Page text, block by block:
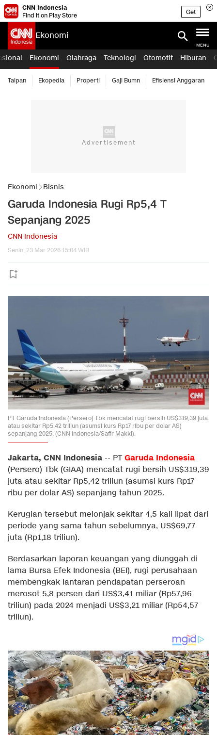
CNN Indonesia
Find it on Play Store
Get
Ekonomi
MENU
Ekonomi Olahraga Teknologi Otomotif Hiburan
Taipan Ekopedia Properti Gaji Bumn Efisiensi Anggaran
Ekonomi Bisnis
Garuda Indonesia Rugi Rp5,4 T
Sepanjang 2025
CNN Indonesia
Senin, 23 Mar 2026 15:04 WIB
PT Garuda Indonesia (Persero) Tbk mencatat rugi bersih US$319,39 juta
atau sekitar Rp5,42 triliun (asumsi kurs Rp17 ribu per dolar AS)
sepanjang 2025. (CNN Indonesia/Safir Makki).
Jakarta, CNN Indonesia -- PTGaruda Indonesia
(Persero) Tbk (GIAA) mencatat rugi bersih US$319,39
juta atau sekitar Rp5,42 triliun (asumsi kurs Rp17
ribu per dolar AS) sepanjang tahun 2025.
Kerugian tersebut melonjak sekitar 4,5 kali lipat dari
periode yang sama tahun sebelumnya, US$69,77
juta (Rp1,18 triliun).
Berdasarkan laporan keuangan yang diunggah di
lama Bursa Efek Indonesia (BEI), rugi perusahaan
membengkak lantaran pendapatan perseroan
merosot 5,8 persen dari US$3,41 miliar (Rp57,96
triliun) pada 2024 menjadi US$3,21 miliar (Rp54,57
triliun).